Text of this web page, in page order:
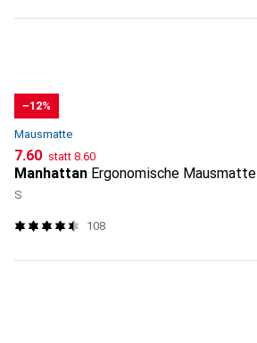
−12%
Mausmatte
CHF
7.60 statt CHF
8.60
Manhattan Ergonomische Mausmatte
S
108